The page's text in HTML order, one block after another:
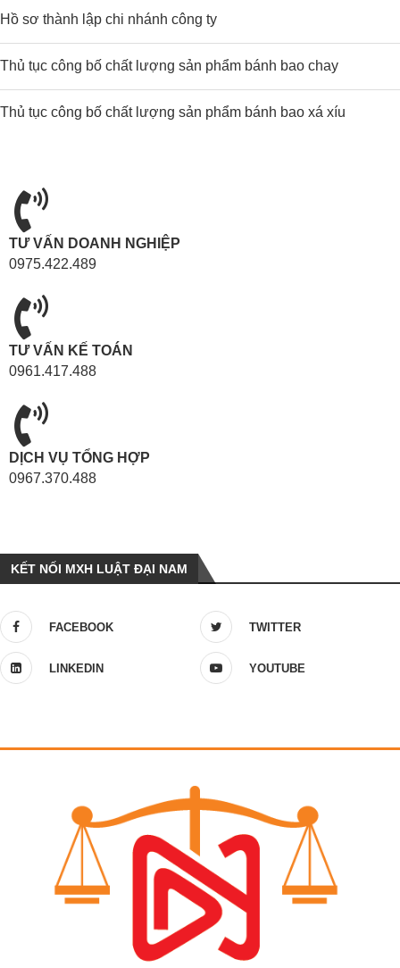
Hồ sơ thành lập chi nhánh công ty
Thủ tục công bố chất lượng sản phẩm bánh bao chay
Thủ tục công bố chất lượng sản phẩm bánh bao xá xíu
TƯ VẤN DOANH NGHIỆP
0975.422.489
TƯ VẤN KẾ TOÁN
0961.417.488
DỊCH VỤ TỔNG HỢP
0967.370.488
KẾT NỐI MXH LUẬT ĐẠI NAM
FACEBOOK TWITTER
LINKEDIN YOUTUBE